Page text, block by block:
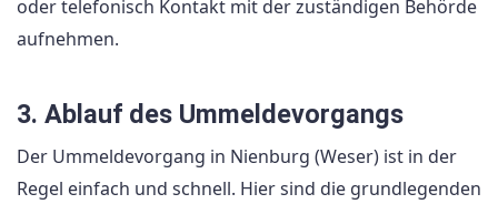
oder telefonisch Kontakt mit der zuständigen Behörde
aufnehmen.
3. Ablauf des Ummeldevorgangs
Der Ummeldevorgang in Nienburg (Weser) ist in der
Regel einfach und schnell. Hier sind die grundlegenden